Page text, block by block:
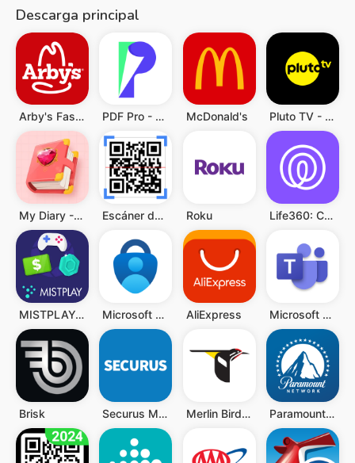
Descarga principal
Arby's Fast Food Sandwiches PDF Pro - Reader & Maker McDonald's Pluto TV - Películas y Series
My Diary - Diary With Lock Escáner de QR y Código Barras Roku Life360: Compartir ubicación
MISTPLAY: Jugar para ganar Microsoft Authenticator AliExpress Microsoft Teams
Brisk Securus Mobile Merlin Bird ID de Cornell Lab Paramount Network